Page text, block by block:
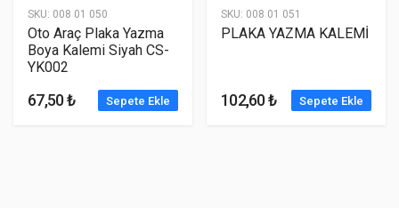
SKU: 008 01 050
Oto Araç Plaka Yazma
Boya Kalemi Siyah CS-
YK002
67,50 ₺ Sepete Ekle
SKU: 008 01 051
PLAKA YAZMA KALEMİ
102,60 ₺ Sepete Ekle